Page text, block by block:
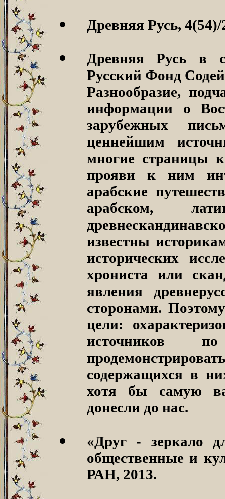
Древняя Русь,
Древняя Русь в
Русский Фонд
Разнообразие,
информации о
зарубежных
ценнейшим
многие страницы
прояви к ним
арабские
арабском,
известны
исторических
хрониста или
явления
сторонами.
цели:
источников
содержащихся в
хотя бы самую
донесли до нас.
«Друг - зеркало
общественные и
РАН, 2013.